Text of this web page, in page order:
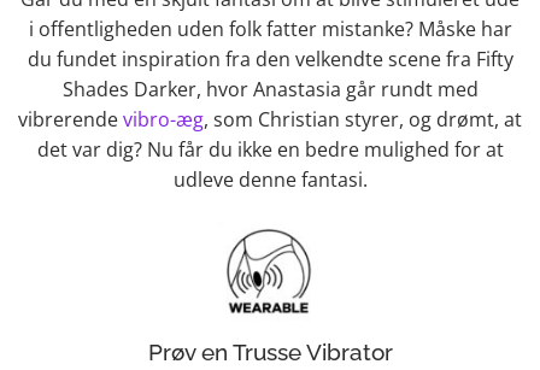
i offentligheden uden folk fatter mistanke? Måske har
du fundet inspiration fra den velkendte scene fra Fifty
Shades Darker, hvor Anastasia går rundt med
vibrerendevibro-æg, som Christian styrer, og drømt, at
det var dig? Nu får du ikke en bedre mulighed for at
udleve denne fantasi.
Prøv en Trusse Vibrator